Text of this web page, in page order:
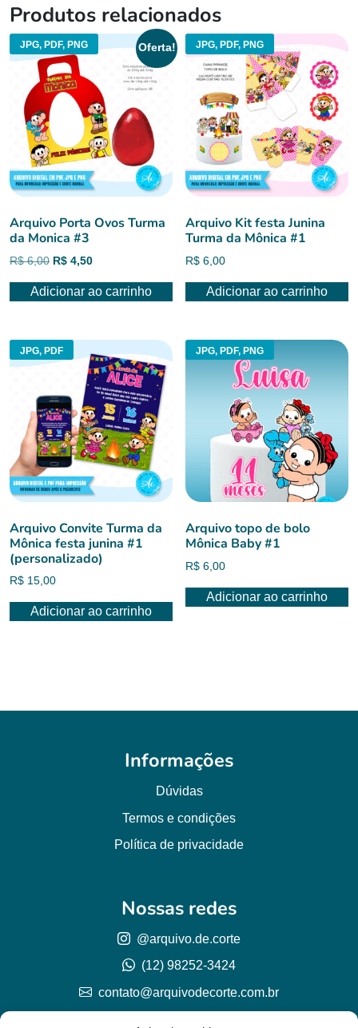
Produtos relacionados
JPG, PDF, PNG Oferta!
Arquivo Porta Ovos Turma
da Monica #3
R$6,00 O
original
R$ 4,50O
atual
Adicionar ao carrinho
JPG, PDF, PNG
Arquivo Kit festa Junina
Turma da Mônica #1
R$ 6,00
Adicionar ao carrinho
JPG, PDF
Arquivo Convite Turma da
Mônica festa junina #1
(personalizado)
R$ 15,00
Adicionar ao carrinho
JPG, PDF, PNG
Arquivo topo de bolo
Mônica Baby #1
R$ 6,00
Adicionar ao carrinho
Informações
Dúvidas
Termos e condições
Política de privacidade
Nossas redes
@arquivo.de.corte
(12) 98252-3424
contato@arquivodecorte.com.br